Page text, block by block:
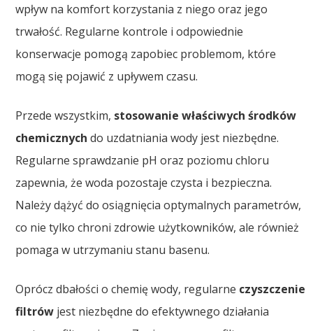
wpływ na komfort korzystania z niego oraz jego
trwałość. Regularne kontrole i odpowiednie
konserwacje pomogą zapobiec problemom, które
mogą się pojawić z upływem czasu.
Przede wszystkim, stosowanie właściwych środków
chemicznych do uzdatniania wody jest niezbędne.
Regularne sprawdzanie pH oraz poziomu chloru
zapewnia, że woda pozostaje czysta i bezpieczna.
Należy dążyć do osiągnięcia optymalnych parametrów,
co nie tylko chroni zdrowie użytkowników, ale również
pomaga w utrzymaniu stanu basenu.
Oprócz dbałości o chemię wody, regularne czyszczenie
filtrów jest niezbędne do efektywnego działania